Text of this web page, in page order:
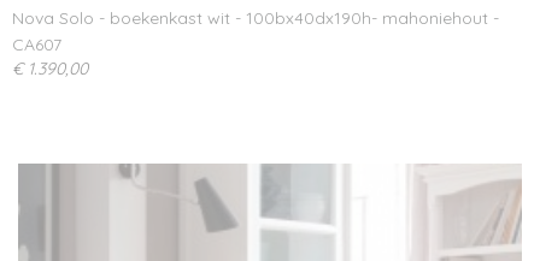
Nova Solo - boekenkast wit - 100bx40dx190h- mahoniehout -
CA607
€ 1.390,00